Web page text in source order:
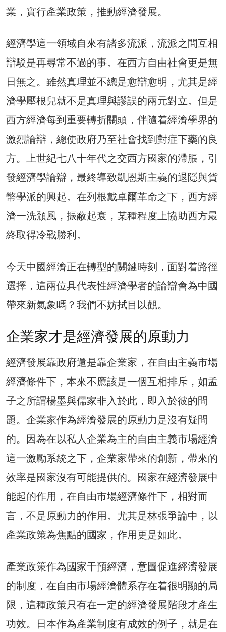
業，實行產業政策，推動經濟發展。
經濟學這一領域自來有諸多流派，流派之間互相
辯駁是再尋常不過的事。在西方自由社會更是無
日無之。雖然真理並不總是愈辯愈明，尤其是經
濟學壓根兒就不是真理與謬誤的兩元對立。但是
西方經濟每到重要轉折關頭，伴隨着經濟學界的
激烈論辯，總使政府乃至社會找到對症下藥的良
方。上世紀七八十年代之交西方國家的滯脹，引
發經濟學論辯，最終導致凱恩斯主義的退隱與貨
幣學派的興起。在列根戴卓爾革命之下，西方經
濟一洗頹風，振蔽起衰，某種程度上協助西方最
終取得冷戰勝利。
今天中國經濟正在轉型的關鍵時刻，面對着路徑
選擇，這兩位具代表性經濟學者的論辯會為中國
帶來新氣象嗎？我們不妨拭目以觀。
企業家才是經濟發展的原動力
經濟發展靠政府還是靠企業家，在自由主義市場
經濟條件下，本來不應該是一個互相排斥，如孟
子之所謂楊墨與儒家非入於此，即入於彼的問
題。企業家作為經濟發展的原動力是沒有疑問
的。因為在以私人企業為主的自由主義市場經濟
這一激勵系統之下，企業家帶來的創新，帶來的
效率是國家沒有可能提供的。國家在經濟發展中
能起的作用，在自由市場經濟條件下，相對而
言，不是原動力的作用。尤其是林張爭論中，以
產業政策為焦點的國家，作用更是如此。
產業政策作為國家干預經濟，意圖促進經濟發展
的制度，在自由市場經濟體系存在着很明顯的局
限，這種政策只有在一定的經濟發展階段才產生
功效。日本作為產業制度有成效的例子，就是在